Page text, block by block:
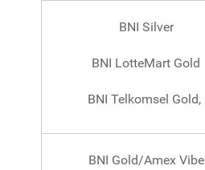
BNI Silver
BNI LotteMart Gold
BNI Telkomsel Gold,
BNI Gold/Amex Vibe